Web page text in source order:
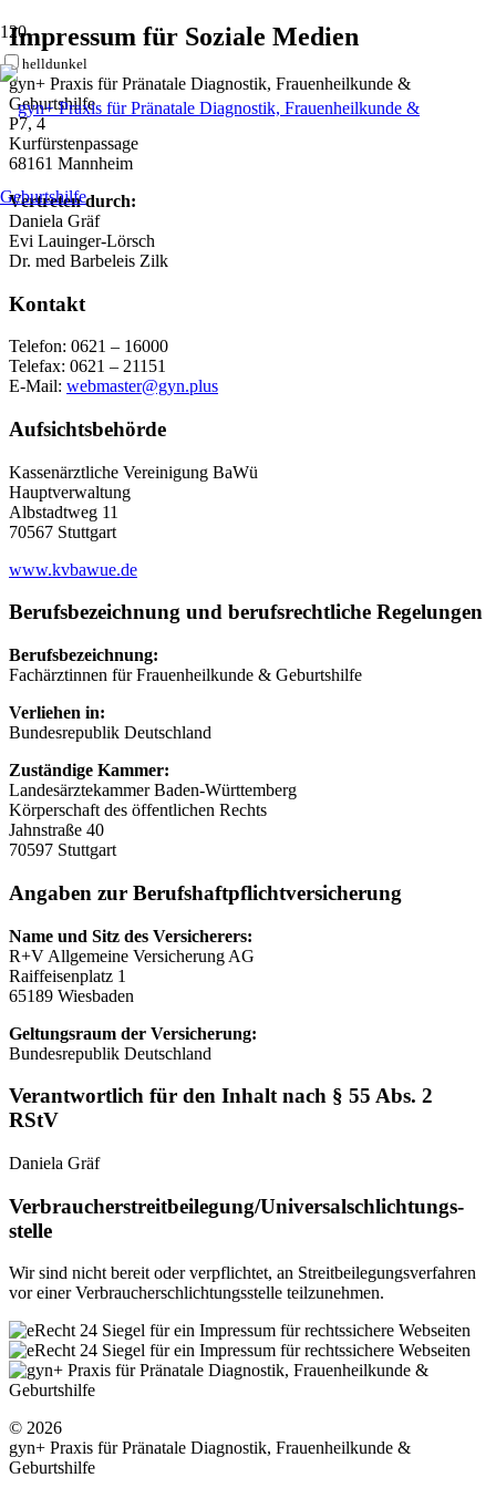
helldunkel
Impressum für Soziale Medien
gyn+ Praxis für Pränatale Diagnostik, Frauenheilkunde &
Geburtshilfe
P7, 4
Kurfürstenpassage
68161 Mannheim
Vertreten durch:
Daniela Gräf
Evi Lauinger-Lörsch
Dr. med Barbeleis Zilk
Kontakt
Telefon: 0621 – 16000
Telefax: 0621 – 21151
E-Mail: webmaster@gyn.plus
Aufsichtsbehörde
Kassenärztliche Vereinigung BaWü
Hauptverwaltung
Albstadtweg 11
70567 Stuttgart
www.kvbawue.de
Berufsbezeichnung und berufsrechtliche Regelungen
Berufsbezeichnung:
Fachärztinnen für Frauenheilkunde & Geburtshilfe
Verliehen in:
Bundesrepublik Deutschland
Zuständige Kammer:
Landesärztekammer Baden-Württemberg
Körperschaft des öffentlichen Rechts
Jahnstraße 40
70597 Stuttgart
Angaben zur Berufs­haftpflicht­versicherung
Name und Sitz des Versicherers:
R+V Allgemeine Versicherung AG
Raiffeisenplatz 1
65189 Wiesbaden
Geltungsraum der Versicherung:
Bundesrepublik Deutschland
Verantwortlich für den Inhalt nach § 55 Abs. 2
RStV
Daniela Gräf
Verbraucher­streit­beilegung/Universal­schlichtungs­
stelle
Wir sind nicht bereit oder verpflichtet, an Streitbeilegungsverfahren
vor einer Verbraucherschlichtungsstelle teilzunehmen.
© 2026
gyn+ Praxis für Pränatale Diagnostik, Frauenheilkunde &
Geburtshilfe